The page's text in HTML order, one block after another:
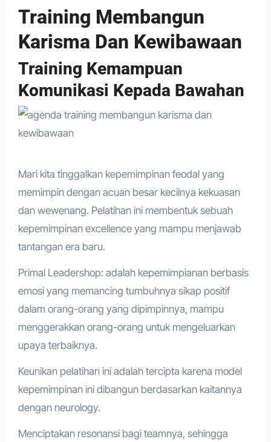
Training Membangun
Karisma Dan Kewibawaan
Training Kemampuan
Komunikasi Kepada Bawahan
Mari kita tinggalkan kepemimpinan feodal yang
memimpin dengan acuan besar kecilnya kekuasan
dan wewenang. Pelatihan ini membentuk sebuah
kepemimpinan excellence yang mampu menjawab
tantangan era baru.
Primal Leadershop: adalah kepemimpianan berbasis
emosi yang memancing tumbuhnya sikap positif
dalam orang-orang yang dipimpinnya, mampu
menggerakkan orang-orang untuk mengeluarkan
upaya terbaiknya.
Keunikan pelatihan ini adalah tercipta karena model
kepemimpinan ini dibangun berdasarkan kaitannya
dengan neurology.
Menciptakan resonansi bagi teamnya, sehingga